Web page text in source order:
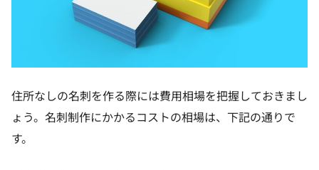
住所なしの名刺を作る際には費用相場を把握しておきまし
ょう。名刺制作にかかるコストの相場は、下記の通りで
す。